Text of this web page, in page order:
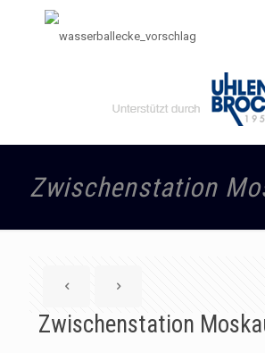
Zwischenstation
Zwischenstation